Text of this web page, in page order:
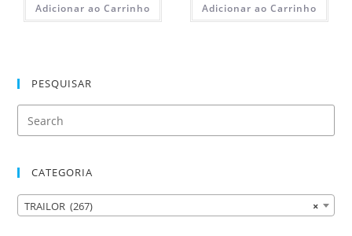
Adicionar ao Carrinho Adicionar ao Carrinho
PESQUISAR
CATEGORIA
×
TRAILOR (267)